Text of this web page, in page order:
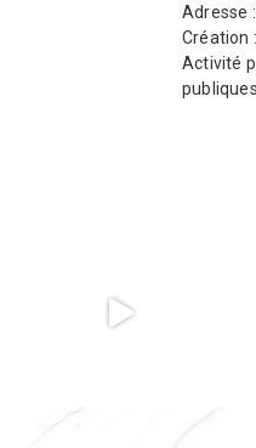
Adresse
Création
Activité